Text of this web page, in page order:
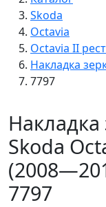
Skoda
Octavia
Octavia II
Накладка
7797
Накладка
Skoda
7797